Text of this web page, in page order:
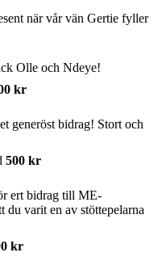
när vår vän Gertie fyller
Olle och Ndeye!
kr
generöst bidrag! Stort och
500 kr
ert bidrag till ME-
du varit en av stöttepelarna
kr